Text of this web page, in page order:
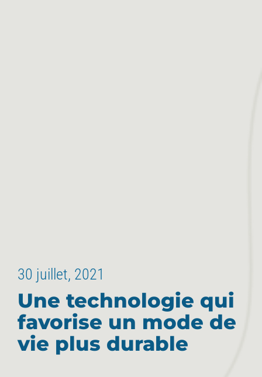
30 juillet, 2021
Une technologie qui
favorise un mode de
vie plus durable